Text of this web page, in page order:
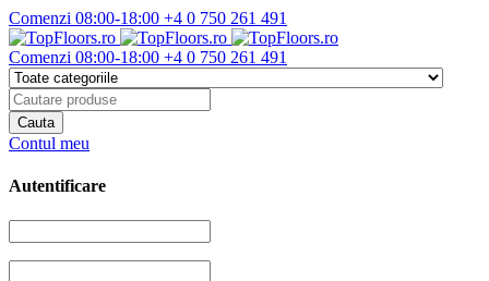
Comenzi 08:00-18:00 +4 0 750 261 491
Comenzi 08:00-18:00 +4 0 750 261 491
Contul meu
Autentificare